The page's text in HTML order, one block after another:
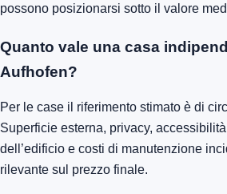
possono posizionarsi sotto il valore
Quanto vale una casa
Aufhofen?
Per le case il riferimento stimato è di
Superficie esterna, privacy,
dell’edificio e costi di manutenzione
rilevante sul prezzo finale.